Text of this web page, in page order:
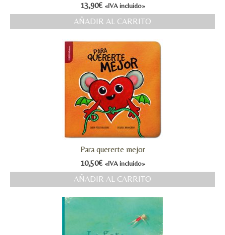
13,90€ «IVA incluido»
AÑADIR AL CARRITO
Para quererte mejor
10,50€ «IVA incluido»
AÑADIR AL CARRITO